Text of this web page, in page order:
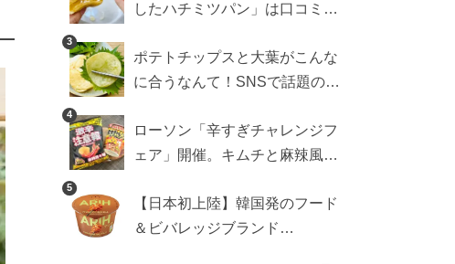
したハチミツパン」は口コミ通
検証
3
ポテトチップスと大葉がこんな
に合うなんて！SNSで話題の食
4
ローソン「辛すぎチャレンジフ
ェア」開催。キムチと麻辣風の
5
【日本初上陸】韓国発のフード
＆ビバレッジブランド